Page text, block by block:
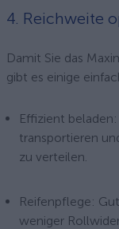
4. Reichweite
Damit Sie das
gibt es einige
Effizient
transportieren
zu verteilen.
Reifenpflege:
weniger